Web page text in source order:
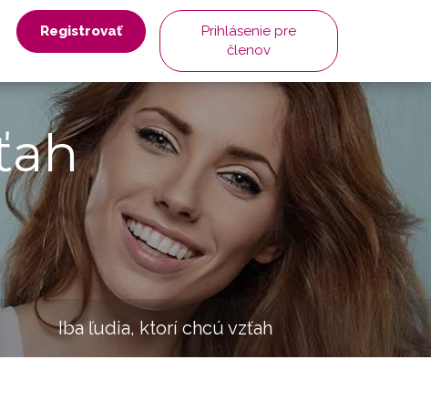
Registrovať
Prihlásenie pre
členov
Iba ľudia, ktorí chcú vzťah